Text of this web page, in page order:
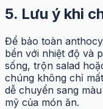
5. Lưu ý khi
Để bảo toàn
bền với nhiệt độ và
sống, trộn salad
chúng không chỉ
dễ chuyển sang
mỹ của món ăn.